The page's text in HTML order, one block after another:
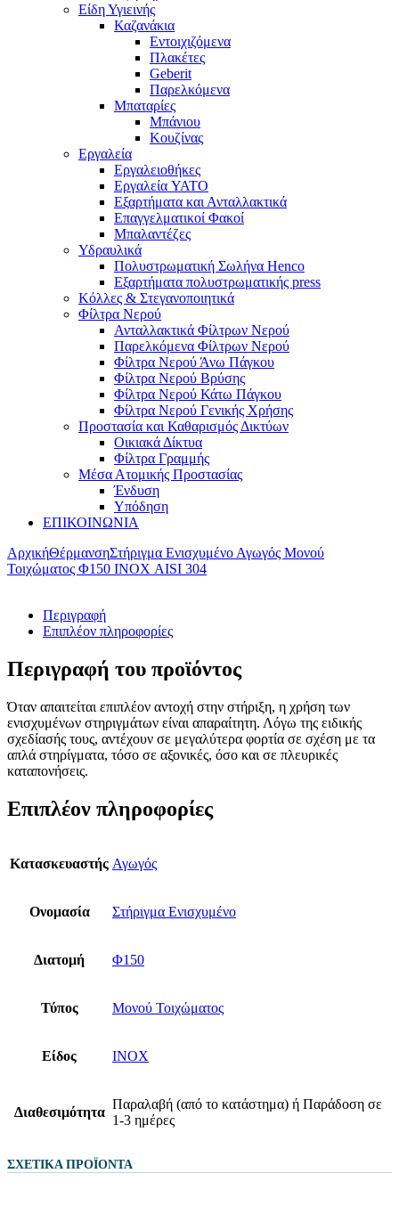
Είδη Υγιεινής
Καζανάκια
Εντοιχιζόμενα
Πλακέτες
Geberit
Παρελκόμενα
Μπαταρίες
Μπάνιου
Κουζίνας
Εργαλεία
Εργαλειοθήκες
Εργαλεία YATO
Εξαρτήματα και Ανταλλακτικά
Επαγγελματικοί Φακοί
Μπαλαντέζες
Υδραυλικά
Πολυστρωματική Σωλήνα Henco
Εξαρτήματα πολυστρωματικής press
Κόλλες & Στεγανοποιητικά
Φίλτρα Νερού
Ανταλλακτικά Φίλτρων Νερού
Παρελκόμενα Φίλτρων Νερού
Φίλτρα Νερού Άνω Πάγκου
Φίλτρα Νερού Βρύσης
Φίλτρα Νερού Κάτω Πάγκου
Φίλτρα Νερού Γενικής Χρήσης
Προστασία και Καθαρισμός Δικτύων
Οικιακά Δίκτυα
Φίλτρα Γραμμής
Μέσα Ατομικής Προστασίας
Ένδυση
Υπόδηση
ΕΠΙΚΟΙΝΩΝΙΑ
ΑρχικήΘέρμανσηΣτήριγμα Ενισχυμένο Αγωγός Μονού
Τοιχώματος Φ150 ΙΝΟΧ AISI 304
Περιγραφή
Επιπλέον πληροφορίες
Περιγραφή του προϊόντος
Όταν απαιτείται επιπλέον αντοχή στην στήριξη, η χρήση των
ενισχυμένων στηριγμάτων είναι απαραίτητη. Λόγω της ειδικής
σχεδίασής τους, αντέχουν σε μεγαλύτερα φορτία σε σχέση με τα
απλά στηρίγματα, τόσο σε αξονικές, όσο και σε πλευρικές
καταπονήσεις.
Επιπλέον πληροφορίες
Κατασκευαστής Αγωγός
Ονομασία Στήριγμα Ενισχυμένο
Διατομή Φ150
Τύπος Μονού Τοιχώματος
Είδος ΙΝΟΧ
Διαθεσιμότητα
Παραλαβή (από το κατάστημα) ή Παράδοση σε
1-3 ημέρες
ΣΧΕΤΙΚΆ ΠΡΟΪΌΝΤΑ